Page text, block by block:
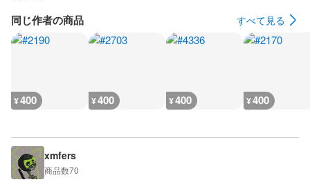
同じ作者の商品 すべて見る
¥400 ¥400 ¥400 ¥400
xmfers
商品数70